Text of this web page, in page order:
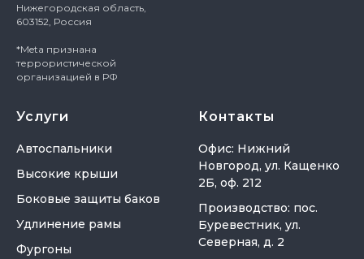
Нижегородская область,
603152, Россия
*Meta признана
террористической
организацией в РФ
Услуги
Автоспальники
Высокие крыши
Боковые защиты баков
Удлинение рамы
Фургоны
Контакты
Офис: Нижний
Новгород, ул. Кащенко
2Б, оф. 212
Производство: пос.
Буревестник, ул.
Северная, д. 2